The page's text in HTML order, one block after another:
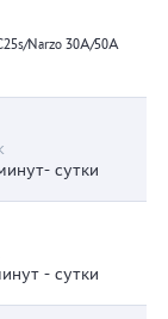
Narzo 30A/50A
сутки
- сутки